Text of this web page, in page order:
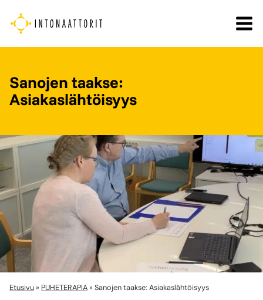
sisältöön
Sanojen taakse:
Asiakaslähtöisyys
Etusivu » PUHETERAPIA » Sanojen taakse: Asiakaslähtöisyys